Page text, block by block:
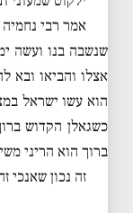
אמר רבי
שנשבה בנו ועשה
אצלו והביאו ובא
הוא עשו ישראל
כשגאלן הקדוש
ברוך הוא הריני
זה נכון שאנכי